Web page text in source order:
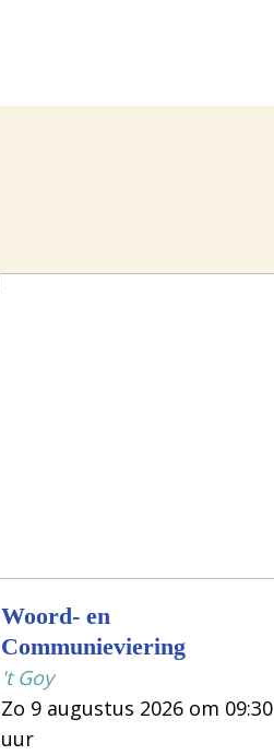
Woord- en
Communieviering
't Goy
Zo 9 augustus 2026 om 09:30
uur